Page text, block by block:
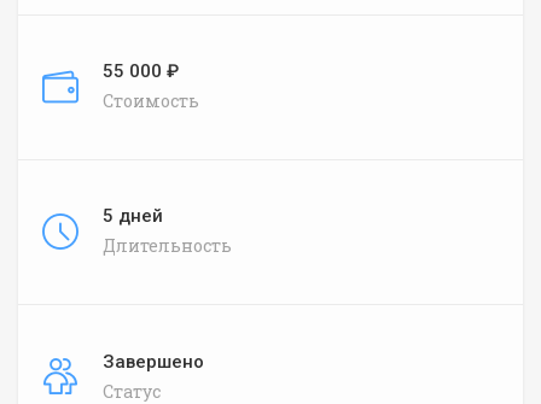
55 000 ₽
Стоимость
5 дней
Длительность
Завершено
Статус